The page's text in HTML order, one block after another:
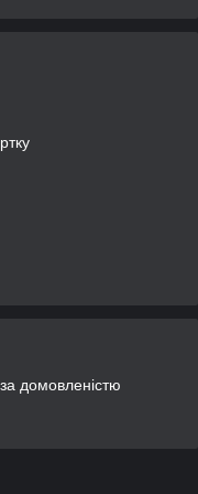
домовленістю